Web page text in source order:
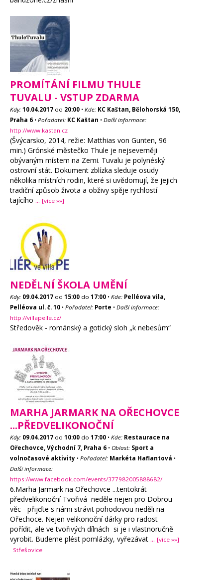
PROMÍTÁNÍ FILMU THULE
TUVALU - VSTUP ZDARMA
Kdy: 10.04.2017 od 20:00 • Kde: KC Kaštan, Bělohorská 150,
Praha 6 • Pořadatel: KC Kaštan • Další informace:
http://www.kastan.cz
(Švýcarsko, 2014, režie: Matthias von Gunten, 96
min.) Grónské městečko Thule je nejseverněji
obývaným místem na Zemi. Tuvalu je polynéský
ostrovní stát. Dokument zblízka sleduje osudy
několika místních rodin, které si uvědomují, že jejich
tradiční způsob života a obživy spěje rychlostí
tajícího ... [více »»]
NEDĚLNÍ ŠKOLA UMĚNÍ
Kdy: 09.04.2017 od 15:00 do 17:00 • Kde: Pelléova vila,
Pelléova ul. č. 10 • Pořadatel: Porte • Další informace:
http://villapelle.cz/
Středověk - románský a gotický sloh „k nebesům“
MARHA JARMARK NA OŘECHOVCE
...PŘEDVELIKONOČNÍ
Kdy: 09.04.2017 od 10:00 do 17:00 • Kde: Restaurace na
Ořechovce, Východní 7, Praha 6 • Oblast: Sport a
volnočasové aktivity • Pořadatel: Markéta Haflantová •
Další informace:
https://www.facebook.com/events/377982005888682/
6.Marha Jarmark na Ořechovce ...tentokrát
předvelikonoční Tvořivá neděle nejen pro Dobrou
věc - přijďte s námi strávit pohodovou neděli na
Ořechoce. Nejen velikonoční dárky pro radost
pořídit, ale ve tvořivých dílnách si je i vlastnoručně
vyrobit. Budeme plést pomlázky, vyřezávat ... [více »»]
Střešovice